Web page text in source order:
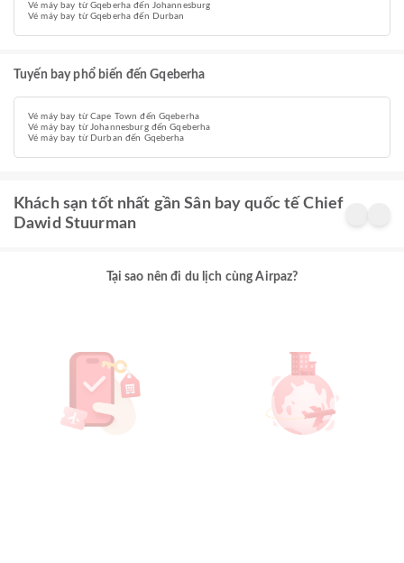
Vé máy bay từ Gqeberha đến Johannesburg
Vé máy bay từ Gqeberha đến Durban
Tuyến bay phổ biến đến Gqeberha
Vé máy bay từ Cape Town đến Gqeberha
Vé máy bay từ Johannesburg đến Gqeberha
Vé máy bay từ Durban đến Gqeberha
Khách sạn tốt nhất gần Sân bay quốc tế Chief
Dawid Stuurman
Tại sao nên đi du lịch cùng Airpaz?